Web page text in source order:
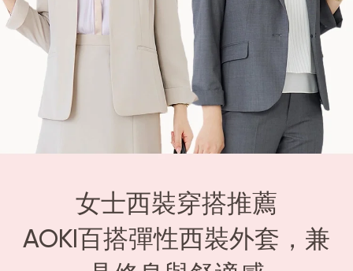
女士西裝穿搭推薦
AOKI百搭彈性西裝外套，兼